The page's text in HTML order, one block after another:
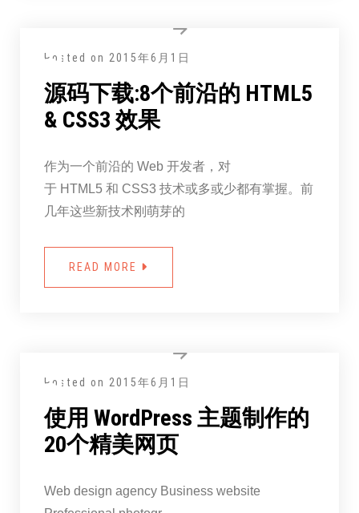
Posted on 2015年6月1日
源码下载:8个前沿的 HTML5
& CSS3 效果
作为一个前沿的 Web 开发者，对
于 HTML5 和 CSS3 技术或多或少都有掌握。前
几年这些新技术刚萌芽的
READ MORE
Posted on 2015年6月1日
使用 WordPress 主题制作的
20个精美网页
Web design agency Business website